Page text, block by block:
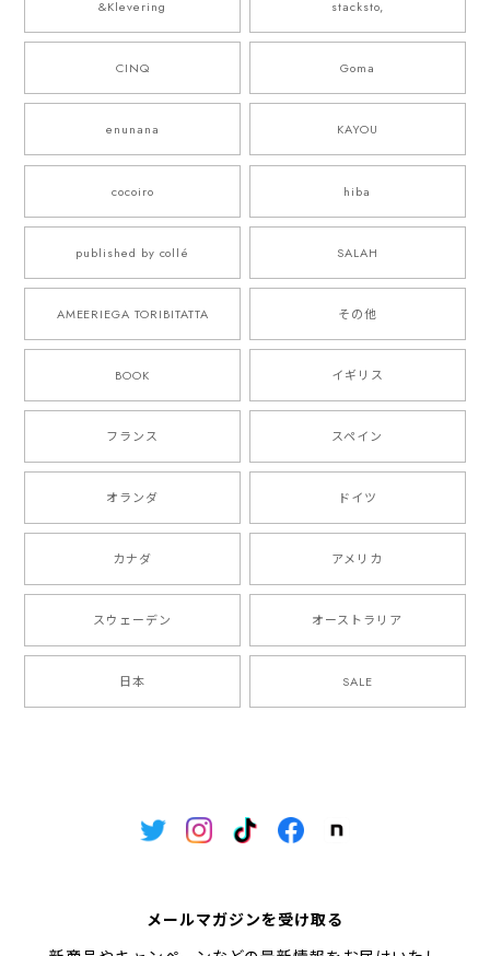
&Klevering stacksto,
CINQ Goma
enunana KAYOU
cocoiro hiba
published by collé SALAH
AMEERIEGA TORIBITATTA その他
BOOK イギリス
フランス スペイン
オランダ ドイツ
カナダ アメリカ
スウェーデン オーストラリア
日本 SALE
メールマガジンを受け取る